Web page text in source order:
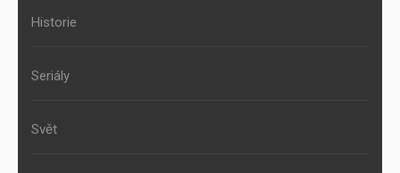
Historie
Seriály
Svět